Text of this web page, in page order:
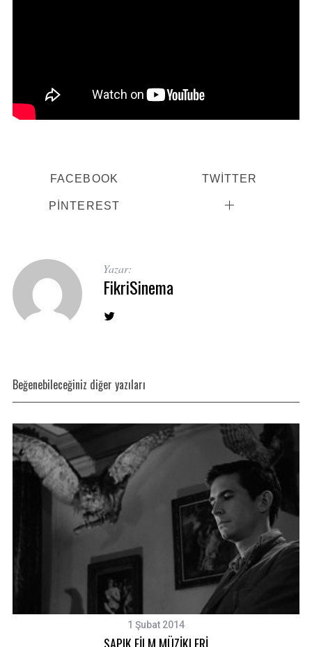
FACEBOOK TWITTER
PINTEREST
Yazar:
FikriSinema
Beğenebileceğiniz diğer yazıları
1 Şubat 2014